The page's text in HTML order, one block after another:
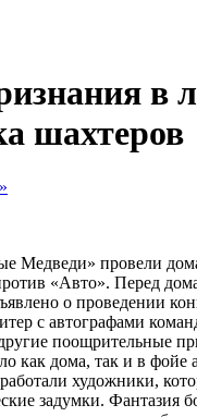
в
шахтеров
Медведи» провели
«Авто». Перед
о проведении
с автографами
поощрительные
как дома, так и в фойе
художники,
задумки. Фантазия